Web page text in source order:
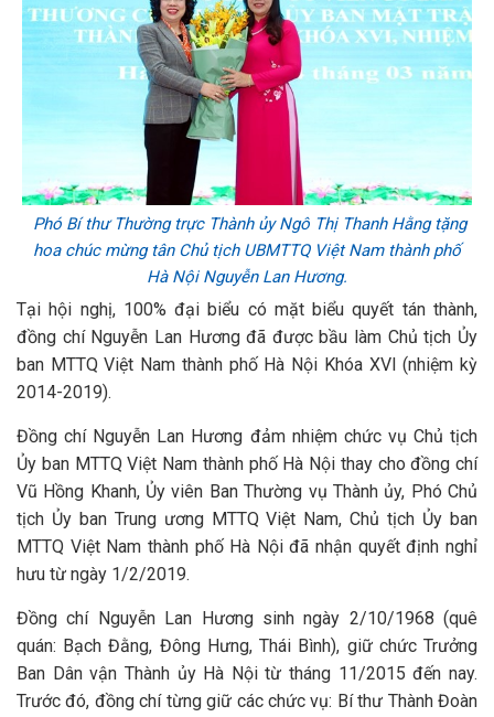
Phó Bí thư Thường trực Thành ủy Ngô Thị Thanh Hằng tặng
hoa chúc mừng tân Chủ tịch UBMTTQ Việt Nam thành phố
Hà Nội Nguyễn Lan Hương.
Tại hội nghị, 100% đại biểu có mặt biểu quyết tán thành,
đồng chí Nguyễn Lan Hương đã được bầu làm Chủ tịch Ủy
ban MTTQ Việt Nam thành phố Hà Nội Khóa XVI (nhiệm kỳ
2014-2019).
Đồng chí Nguyễn Lan Hương đảm nhiệm chức vụ Chủ tịch
Ủy ban MTTQ Việt Nam thành phố Hà Nội thay cho đồng chí
Vũ Hồng Khanh, Ủy viên Ban Thường vụ Thành ủy, Phó Chủ
tịch Ủy ban Trung ương MTTQ Việt Nam, Chủ tịch Ủy ban
MTTQ Việt Nam thành phố Hà Nội đã nhận quyết định nghỉ
hưu từ ngày 1/2/2019.
Đồng chí Nguyễn Lan Hương sinh ngày 2/10/1968 (quê
quán: Bạch Đằng, Đông Hưng, Thái Bình), giữ chức Trưởng
Ban Dân vận Thành ủy Hà Nội từ tháng 11/2015 đến nay.
Trước đó, đồng chí từng giữ các chức vụ: Bí thư Thành Đoàn